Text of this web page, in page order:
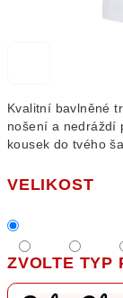
Kvalitní bavlněné
nošení a nedráždí
kousek do tvého
VELIKOST
ZVOLTE TYP